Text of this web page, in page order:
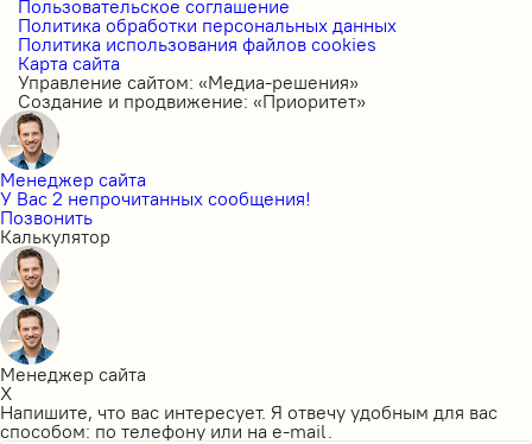
Пользовательское соглашение
Политика обработки персональных данных
Политика использования файлов cookies
Карта сайта
Управление сайтом: «Медиа-решения»
Создание и продвижение: «Приоритет»
Менеджер сайта
У Вас 2 непрочитанных сообщения!
Позвонить
Калькулятор
Менеджер сайта
X
Напишите, что вас интересует. Я отвечу удобным для вас
способом: по телефону или на e-mail.